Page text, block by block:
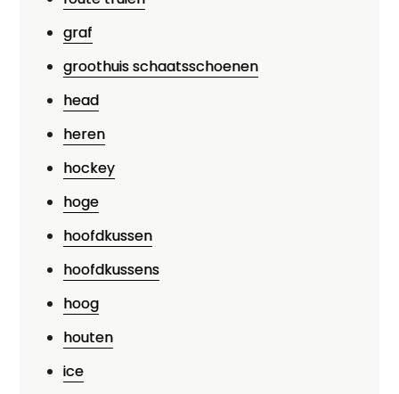
graf
groothuis schaatsschoenen
head
heren
hockey
hoge
hoofdkussen
hoofdkussens
hoog
houten
ice